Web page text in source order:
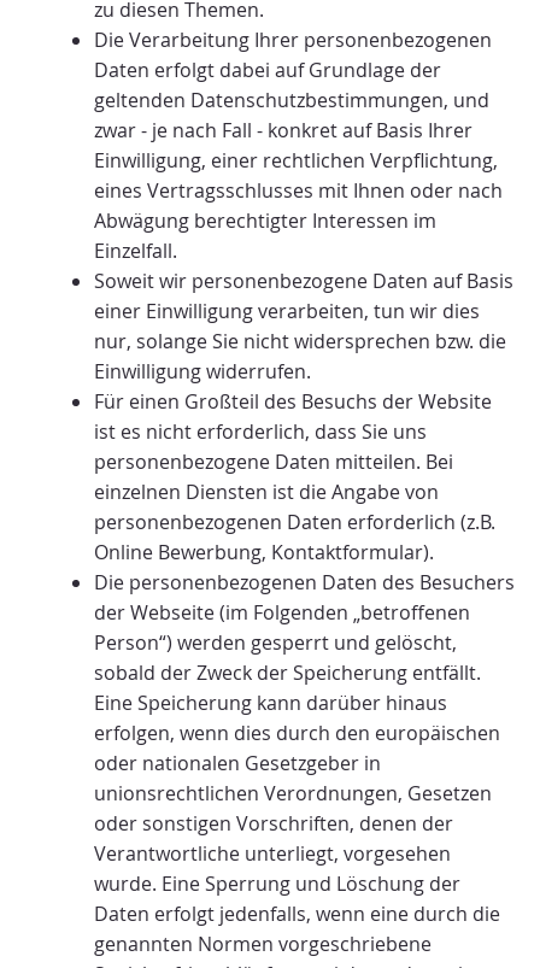
zu diesen Themen.
Die Verarbeitung Ihrer personenbezogenen
Daten erfolgt dabei auf Grundlage der
geltenden Datenschutzbestimmungen, und
zwar - je nach Fall - konkret auf Basis Ihrer
Einwilligung, einer rechtlichen Verpflichtung,
eines Vertragsschlusses mit Ihnen oder nach
Abwägung berechtigter Interessen im
Einzelfall.
Soweit wir personenbezogene Daten auf Basis
einer Einwilligung verarbeiten, tun wir dies
nur, solange Sie nicht widersprechen bzw. die
Einwilligung widerrufen.
Für einen Großteil des Besuchs der Website
ist es nicht erforderlich, dass Sie uns
personenbezogene Daten mitteilen. Bei
einzelnen Diensten ist die Angabe von
personenbezogenen Daten erforderlich (z.B.
Online Bewerbung, Kontaktformular).
Die personenbezogenen Daten des Besuchers
der Webseite (im Folgenden „betroffenen
Person“) werden gesperrt und gelöscht,
sobald der Zweck der Speicherung entfällt.
Eine Speicherung kann darüber hinaus
erfolgen, wenn dies durch den europäischen
oder nationalen Gesetzgeber in
unionsrechtlichen Verordnungen, Gesetzen
oder sonstigen Vorschriften, denen der
Verantwortliche unterliegt, vorgesehen
wurde. Eine Sperrung und Löschung der
Daten erfolgt jedenfalls, wenn eine durch die
genannten Normen vorgeschriebene